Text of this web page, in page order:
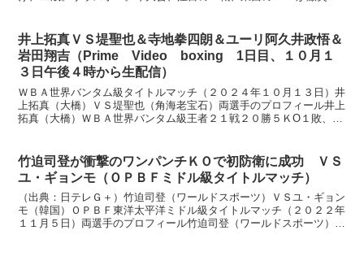
井上拓真ＶＳ堤聖也＆寺地拳四朗＆ユーリ阿久井政悟＆
岩田翔吉（Prime Video boxing 1日目、１０月１
３日午後４時から生配信）
ＷＢＡ世界バンタム級タイトルマッチ（２０２４年１０月１３日）井
上拓真（大橋）ＶＳ堤聖也（角海老宝石）両選手のプロフィール井上
拓真（大橋）ＷＢＡ世界バンタム級王者２１戦２０勝５ＫO１敗、２
竹迫司登が衝撃のワンパンチＫＯで初防衛に成功 ＶＳ
ユ・ギョンモ（ＯＰＢＦミドル級タイトルマッチ）
（出典：日テレＧ＋）竹迫司登（ワールドスポーツ）ＶＳユ・ギョン
モ（韓国）ＯＰＢＦ東洋太平洋ミドル級タイトルマッチ（２０２２年
１１月５日）両選手のプロフィール竹迫司登（ワールドスポーツ）Ｏ